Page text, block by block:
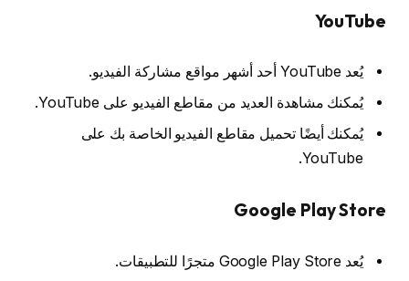
YouTube
يُعد YouTube أحد أشهر مواقع مشاركة الفيديو.
يُمكنك مشاهدة العديد من مقاطع الفيديو على YouTube.
يُمكنك أيضًا تحميل مقاطع الفيديو الخاصة بك على
YouTube.
Google Play Store
يُعد Google Play Store متجرًا للتطبيقات.